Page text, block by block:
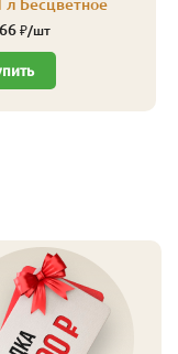
л Бесцветное
₽/шт